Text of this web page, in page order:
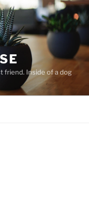
friend. Inside of a dog